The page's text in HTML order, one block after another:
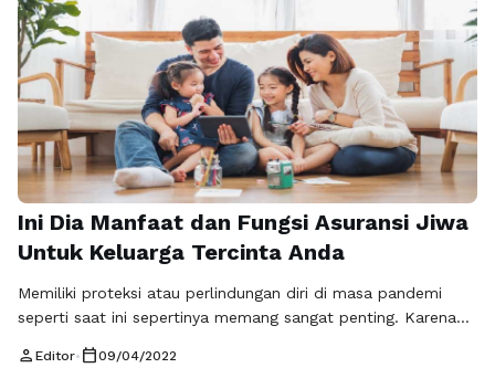
nasabah salah satu perusahaan asuransi yang ada saat ini.
Sebelum benar-benar menjadi nasabah dan memiliki polis
asuransi, sebaiknya memang anda wajib mengetahui …Baca
Selengkapnya
Ini Dia Manfaat dan Fungsi Asuransi Jiwa
Untuk Keluarga Tercinta Anda
Memiliki proteksi atau perlindungan diri di masa pandemi
seperti saat ini sepertinya memang sangat penting. Karena
anda juga mau tidak mau akan terganggu. Sebagai kepala
person Editor• calendar_today09/04/2022